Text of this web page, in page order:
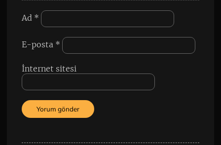
Ad *
E-posta *
İnternet sitesi